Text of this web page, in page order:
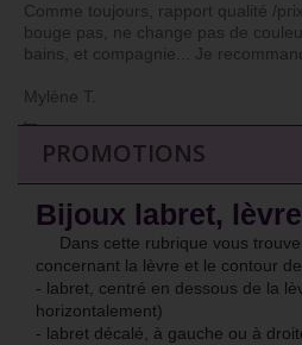
Comme toujours, rapport qualité /
bouge pas, ne change pas de
bains, et compagnie... Je
Mylène T.
←
PROMOTIONS
Bijoux labret, lèvre
Dans cette rubrique vous
concernant la lèvre et le contour
- labret, centré en dessous de la
horizontalement)
- labret décalé, à gauche ou à